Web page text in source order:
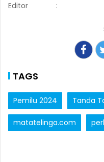
Editor :
TAGS
Pemilu 2024 Tanda
matatelinga.com